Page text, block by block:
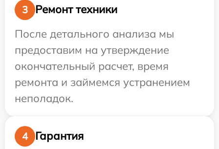
3
Ремонт техники
После детального анализа мы
предоставим на утверждение
окончательный расчет, время
ремонта и займемся устранением
неполадок.
4
Гарантия